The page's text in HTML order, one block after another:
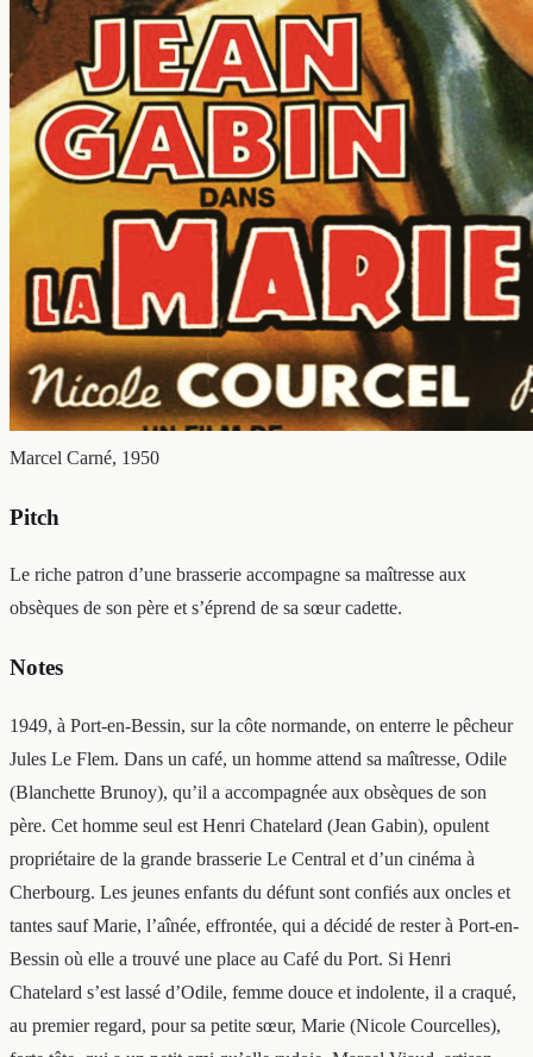
Marcel Carné, 1950
Pitch
Le riche patron d’une brasserie accompagne sa maîtresse aux
obsèques de son père et s’éprend de sa sœur cadette.
Notes
1949, à Port-en-Bessin, sur la côte normande, on enterre le pêcheur
Jules Le Flem. Dans un café, un homme attend sa maîtresse, Odile
(Blanchette Brunoy), qu’il a accompagnée aux obsèques de son
père. Cet homme seul est Henri Chatelard (Jean Gabin), opulent
propriétaire de la grande brasserie Le Central et d’un cinéma à
Cherbourg. Les jeunes enfants du défunt sont confiés aux oncles et
tantes sauf Marie, l’aînée, effrontée, qui a décidé de rester à Port-en-
Bessin où elle a trouvé une place au Café du Port. Si Henri
Chatelard s’est lassé d’Odile, femme douce et indolente, il a craqué,
au premier regard, pour sa petite sœur, Marie (Nicole Courcelles),